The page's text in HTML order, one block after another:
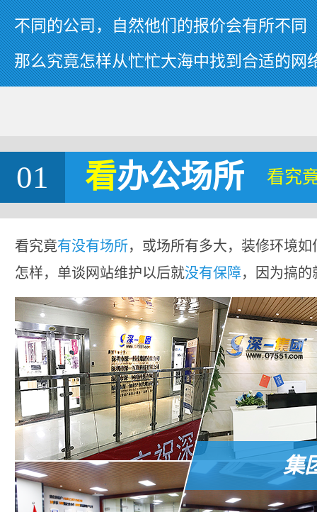
不同的公司，自然他们的报价会有所不同
那么究竟怎样从忙忙大海中找到合适的网
01 看办公场所 看究
看究竟有没有场所，或场所有多大，装修环境
怎样，单谈网站维护以后就没有保障，因为搞
集